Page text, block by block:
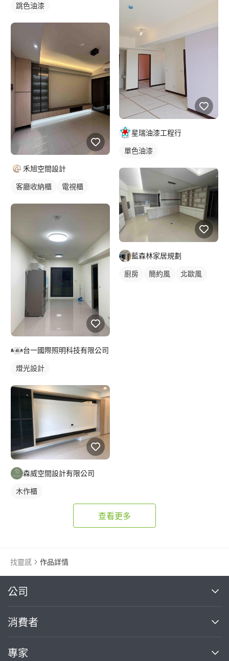
跳色油漆
禾旭空間設計
客廳收納櫃 電視櫃
台一國際照明科技有限公司
燈光設計
森威空間設計有限公司
木作櫃
星瑞油漆工程行
單色油漆
藍森林家居規劃
廚房 簡約風
北歐風
查看更多
找靈感 作品詳情
公司
關於我們
部落格
消費者
買服務
專家
繼續完成